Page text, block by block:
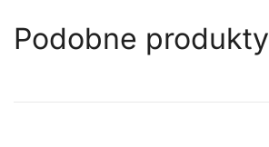
Podobne produkty